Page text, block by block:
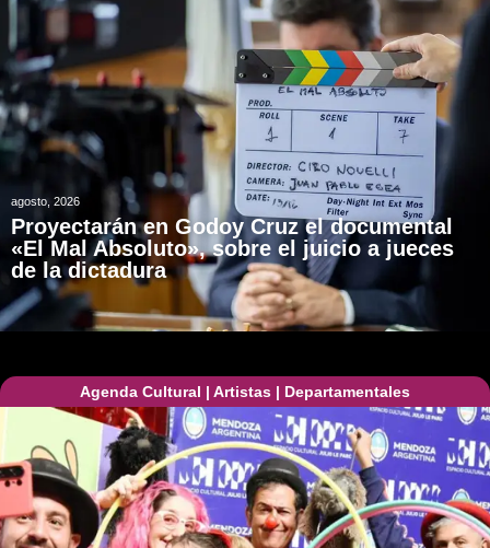
agosto, 2026
Proyectarán en Godoy Cruz el documental
«El Mal Absoluto», sobre el juicio a jueces
de la dictadura
Agenda Cultural | Artistas | Departamentales